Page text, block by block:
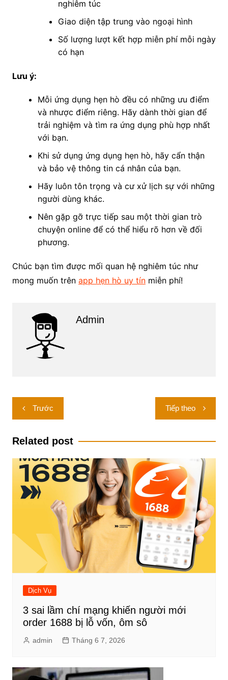
nghiêm túc
Giao diện tập trung vào ngoại hình
Số lượng lượt kết hợp miễn phí mỗi ngày
có hạn
Lưu ý:
Mỗi ứng dụng hẹn hò đều có những ưu điểm
và nhược điểm riêng. Hãy dành thời gian để
trải nghiệm và tìm ra ứng dụng phù hợp nhất
với bạn.
Khi sử dụng ứng dụng hẹn hò, hãy cẩn thận
và bảo vệ thông tin cá nhân của bạn.
Hãy luôn tôn trọng và cư xử lịch sự với những
người dùng khác.
Nên gặp gỡ trực tiếp sau một thời gian trò
chuyện online để có thể hiểu rõ hơn về đối
phương.
Chúc bạn tìm được mối quan hệ nghiêm túc như
mong muốn trên app hẹn hò uy tínmiễn phí!
Admin
Điều
hướng
bài
Trước Tiếp theo
Related post
Dịch Vụ
3 sai lầm chí mạng khiến người mới
order 1688 bị lỗ vốn, ôm sô
admin Tháng 6 7, 2026